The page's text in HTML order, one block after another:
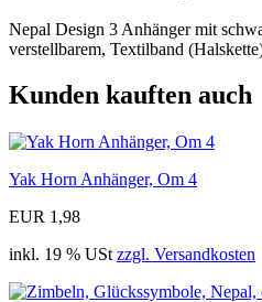
Nepal Design 3 Anhänger mit
verstellbarem, Textilband
Kunden kauften auch
Yak Horn Anhänger, Om 4
EUR 1,98
inkl. 19 % USt zzgl. Versandkosten